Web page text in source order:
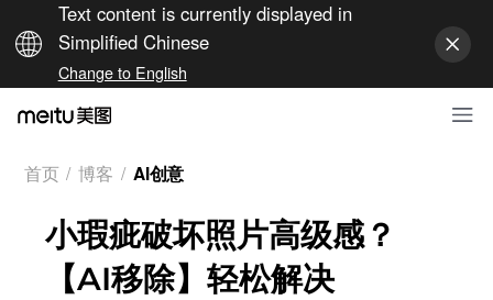
Text content is currently displayed in
Simplified Chinese
Change to English
首页 / 博客 / AI创意
小瑕疵破坏照片高级感？
【AI移除】轻松解决